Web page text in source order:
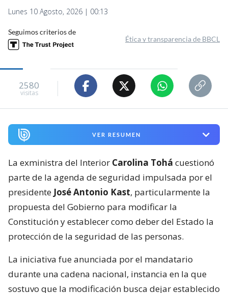
Lunes 10 Agosto, 2026 | 00:13
Seguimos criterios de
Ética y transparencia de BBCL
2580
visitas
VER RESUMEN
La exministra del Interior Carolina Tohá cuestionó
parte de la agenda de seguridad impulsada por el
presidente José Antonio Kast, particularmente la
propuesta del Gobierno para modificar la
Constitución y establecer como deber del Estado la
protección de la seguridad de las personas.
La iniciativa fue anunciada por el mandatario
durante una cadena nacional, instancia en la que
sostuvo que la modificación busca dejar establecido